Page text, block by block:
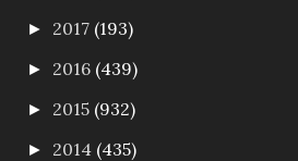
► 2017 (193)
► 2016 (439)
► 2015 (932)
► 2014 (435)